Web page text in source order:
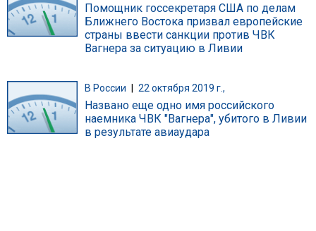
Помощник госсекретаря США по делам
Ближнего Востока призвал европейские
страны ввести санкции против ЧВК
Вагнера за ситуацию в Ливии
В России 22 октября 2019 г.,
Названо еще одно имя российского
наемника ЧВК "Вагнера", убитого в Ливии
в результате авиаудара